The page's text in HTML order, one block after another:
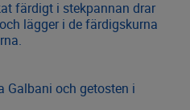
färdigt i stekpannan drar
lägger i de färdigskurna
Galbani och getosten i